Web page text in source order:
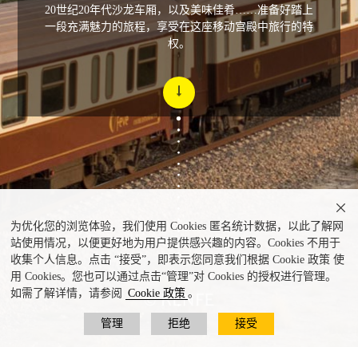
为优化您的浏览体验，我们使用 Cookies 匿名统计数据，以此了解网
站使用情况，以便更好地为用户提供感兴趣的内容。Cookies 不用于
收集个人信息。点击 “接受”，即表示您同意我们根据 Cookie 政策 使
用 Cookies。您也可以通过点击“管理”对 Cookies 的授权进行管理。
如需了解详情，请参阅
Cookie 政策 。
管理 拒绝 接受

20世纪20年代沙龙车厢，以及美味佳肴……准备好踏上
一段充满魅力的旅程，享受在这座移动宫殿中旅行的特
权。